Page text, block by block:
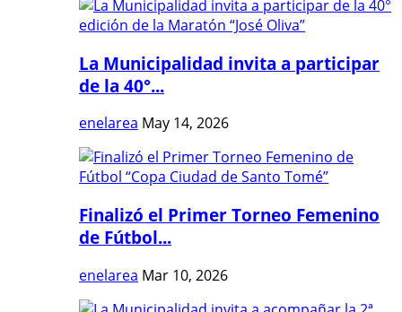
La Municipalidad invita a participar
de la 40°...
enelarea May 14, 2026
Finalizó el Primer Torneo Femenino
de Fútbol...
enelarea Mar 10, 2026